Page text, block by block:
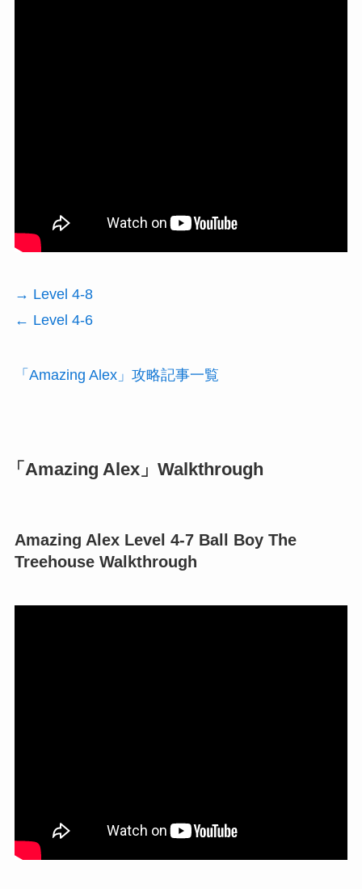
→ Level 4-8
← Level 4-6
「Amazing Alex」攻略記事一覧
「Amazing Alex」Walkthrough
Amazing Alex Level 4-7 Ball Boy The
Treehouse Walkthrough